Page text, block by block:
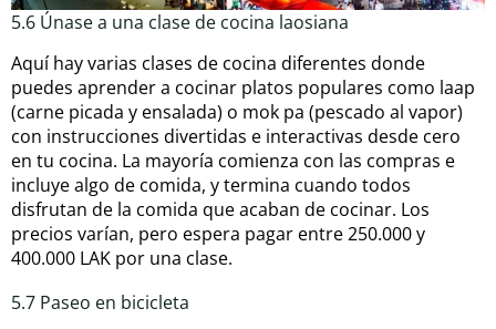
5.6 Únase a una clase de cocina laosiana
Aquí hay varias clases de cocina diferentes donde
puedes aprender a cocinar platos populares como laap
(carne picada y ensalada) o mok pa (pescado al vapor)
con instrucciones divertidas e interactivas desde cero
en tu cocina. La mayoría comienza con las compras e
incluye algo de comida, y termina cuando todos
disfrutan de la comida que acaban de cocinar. Los
precios varían, pero espera pagar entre 250.000 y
400.000 LAK por una clase.
5.7 Paseo en bicicleta